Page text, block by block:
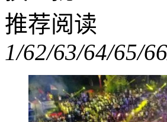
推荐阅读
1/62/63/64/65/6